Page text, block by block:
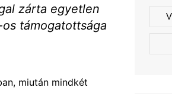
zárta egyetlen
támogatottsága
miután mindkét